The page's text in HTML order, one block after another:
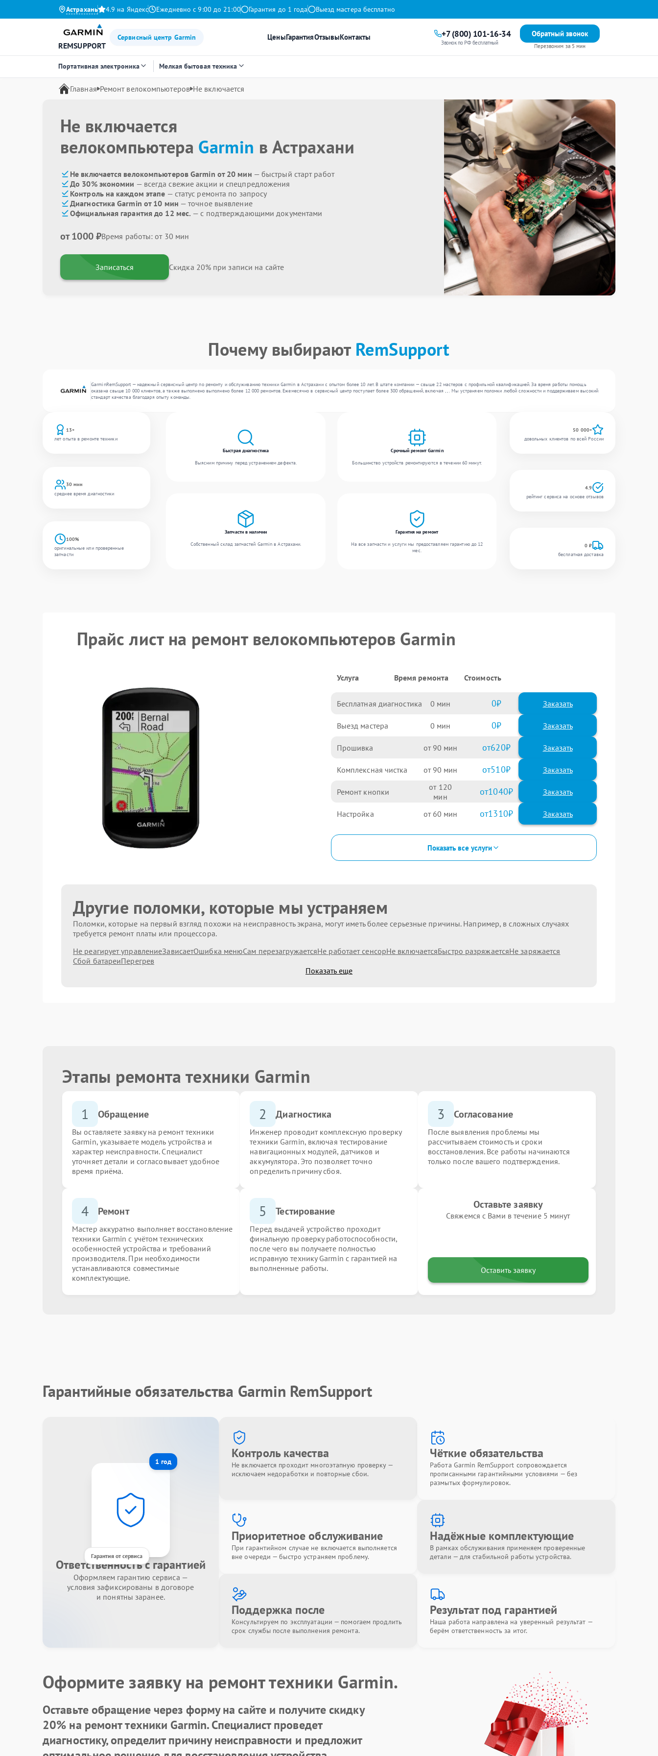
Астрахань 4.9 на Яндекс Ежедневно с 9:00 до 21:00 Гарантия до 1 года Выезд мастера бесплатно
REMSUPPORT
Сервисный центр Garmin ЦеныГарантияОтзывыКонтакты +7 (800) 101-16-34
Звонок по РФ бесплатный
Обратный звонок
Перезвоним за 5 мин
Портативная электроника Мелкая бытовая техника
Главная Ремонт велокомпьютеров Не включается
Не включается
велокомпьютера Garmin в Астрахани
Не включается велокомпьютеров Garmin от 20 мин — быстрый старт работ
До 30% экономии — всегда свежие акции и спецпредложения
Контроль на каждом этапе — статус ремонта по запросу
Диагностика Garmin от 10 мин — точное выявление
Официальная гарантия до 12 мес. — с подтверждающими документами
от 1000 ₽Время работы: от 30 мин
Записаться Скидка 20% при записи на сайте
Почему выбирают RemSupport
GarminRemSupport — надежный сервисный центр по ремонту и обслуживанию техники Garmin в Астрахани с опытом более 10 лет. В штате компании — свыше 22 мастеров с профильной квалификацией. За время работы помощь
оказана свыше 10 000 клиентов, а также выполнено выполнено более 12 000 ремонтов. Ежемесячно в сервисный центр поступает более 300 обращений, включая , , . Мы устраняем поломки любой сложности и поддерживаем высокий
стандарт качества благодаря опыту команды.
13+
лет опыта в ремонте техники
30 мин
среднее время диагностики
100%
оригинальные или проверенные
запчасти
Быстрая диагностика
Выясним причину перед устранением дефекта.
Срочный ремонт Garmin
Большинство устройств ремонтируются в течении 60 минут.
Запчасти в наличии
Собственный склад запчастей Garmin в Астрахани.
Гарантия на ремонт
На все запчасти и услуги мы предоставляем гарантию до 12
мес.
50 000+
довольных клиентов по всей России
4.9
рейтинг сервиса на основе отзывов
0 ₽
бесплатная доставка
Прайс лист на ремонт велокомпьютеров Garmin
Услуга Время ремонта Стоимость
Бесплатная диагностика 0 0 Заказать
Выезд мастера 0 0 Заказать
Прошивка 90 620
Комплексная чистка 90 510
Ремонт кнопки 120 1040
Настройка 60 1310
Показать все услуги
Другие поломки, которые мы устраняем
Поломки, которые на первый взгляд похожи на неисправность экрана, могут иметь более серьезные причины. Например, в сложных случаях
требуется ремонт платы или процессора.
Не реагирует управлениеЗависаетОшибка менюСам перезагружаетсяНе работает сенсорНе включаетсяБыстро разряжаетсяНе заряжается
Сбой батареиПерегрев
Показать еще
Этапы ремонта техники Garmin
1 Обращение
Вы оставляете заявку на ремонт техники
Garmin, указываете модель устройства и
характер неисправности. Специалист
уточняет детали и согласовывает удобное
время приёма.
2 Диагностика
Инженер проводит комплексную проверку
техники Garmin, включая тестирование
навигационных модулей, датчиков и
аккумулятора. Это позволяет точно
определить причину сбоя.
3 Согласование
После выявления проблемы мы
рассчитываем стоимость и сроки
восстановления. Все работы начинаются
только после вашего подтверждения.
4 Ремонт
Мастер аккуратно выполняет восстановление
техники Garmin с учётом технических
особенностей устройства и требований
производителя. При необходимости
устанавливаются совместимые
комплектующие.
5 Тестирование
Перед выдачей устройство проходит
финальную проверку работоспособности,
после чего вы получаете полностью
исправную технику Garmin с гарантией на
выполненные работы.
Оставьте заявку
Свяжемся с Вами в течение 5 минут
Оставить заявку
Гарантийные обязательства Garmin RemSupport
1 год
Гарантия от сервиса
Ответственность с гарантией
Оформляем гарантию сервиса —
условия зафиксированы в договоре
и понятны заранее.
Контроль качества
Не включается проходит многоэтапную проверку —
исключаем недоработки и повторные сбои.
Чёткие обязательства
Работа Garmin RemSupport сопровождается
прописанными гарантийными условиями — без
размытых формулировок.
Приоритетное обслуживание
При гарантийном случае не включается выполняется
вне очереди — быстро устраняем проблему.
Надёжные комплектующие
В рамках обслуживания применяем проверенные
детали — для стабильной работы устройства.
Поддержка после
Консультируем по эксплуатации — помогаем продлить
срок службы после выполнения ремонта.
Результат под гарантией
Наша работа направлена на уверенный результат —
берём ответственность за итог.
Оформите заявку на ремонт техники Garmin.
Оставьте обращение через форму на сайте и получите скидку
20% на ремонт техники Garmin. Специалист проведет
диагностику, определит причину неисправности и предложит